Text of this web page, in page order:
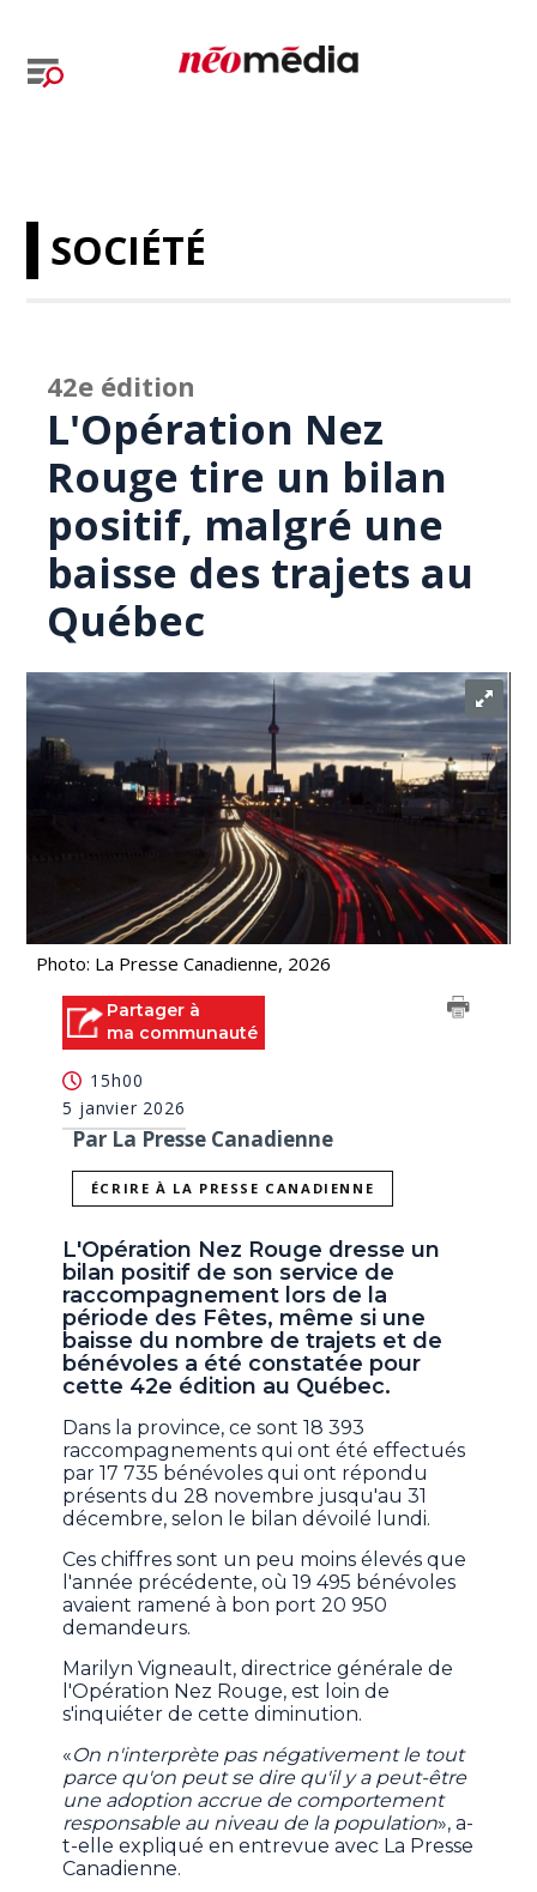
SOCIÉTÉ
42e édition
L'Opération Nez
Rouge tire un bilan
positif, malgré une
baisse des trajets au
Québec
Photo: La Presse Canadienne, 2026
Partager à
ma communauté
15h00
5 janvier 2026
Par La Presse Canadienne
ÉCRIRE À LA PRESSE CANADIENNE
L'Opération Nez Rouge dresse un
bilan positif de son service de
raccompagnement lors de la
période des Fêtes, même si une
baisse du nombre de trajets et de
bénévoles a été constatée pour
cette 42e édition au Québec.
Dans la province, ce sont 18 393
raccompagnements qui ont été effectués
par 17 735 bénévoles qui ont répondu
présents du 28 novembre jusqu'au 31
décembre, selon le bilan dévoilé lundi.
Ces chiffres sont un peu moins élevés que
l'année précédente, où 19 495 bénévoles
avaient ramené à bon port 20 950
demandeurs.
Marilyn Vigneault, directrice générale de
l'Opération Nez Rouge, est loin de
s'inquiéter de cette diminution.
«On n'interprète pas négativement le tout
parce qu'on peut se dire qu'il y a peut-être
une adoption accrue de comportement
responsable au niveau de la population», a-
t-elle expliqué en entrevue avec La Presse
Canadienne.